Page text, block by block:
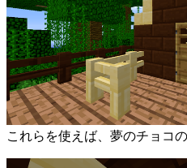
これらを使えば、夢のチョコ